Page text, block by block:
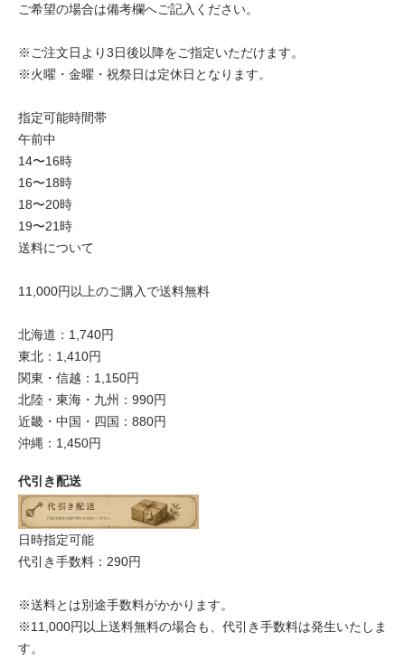
ご希望の場合は備考欄へご記入ください。
※ご注文日より3日後以降をご指定いただけます。
※火曜・金曜・祝祭日は定休日となります。
指定可能時間帯
午前中
14〜16時
16〜18時
18〜20時
19〜21時
送料について
11,000円以上のご購入で送料無料
北海道：1,740円
東北：1,410円
関東・信越：1,150円
北陸・東海・九州：990円
近畿・中国・四国：880円
沖縄：1,450円
代引き配送
日時指定可能
代引き手数料：290円
※送料とは別途手数料がかかります。
※11,000円以上送料無料の場合も、代引き手数料は発生いたしま
す。